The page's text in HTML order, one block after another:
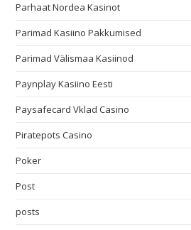
Parhaat Nordea Kasinot
Parimad Kasiino Pakkumised
Parimad Välismaa Kasiinod
Paynplay Kasiino Eesti
Paysafecard Vklad Casino
Piratepots Casino
Poker
Post
posts